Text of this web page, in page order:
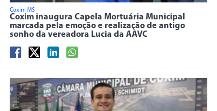
Coxim MS
Coxim inaugura Capela Mortuária Municipal
marcada pela emoção e realização de antigo
sonho da vereadora Lucia da AAVC